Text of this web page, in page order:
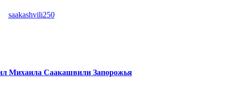
Михаила Саакашвили Запорожья